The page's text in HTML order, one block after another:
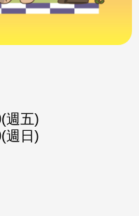
週五)
週日)